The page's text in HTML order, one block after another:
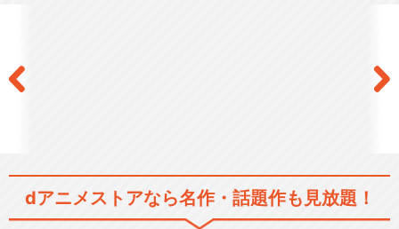
dアニメストアなら名作・話題作も見放題！